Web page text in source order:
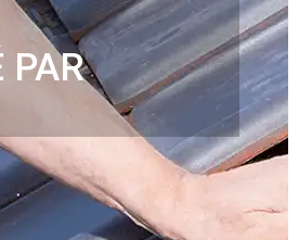
PAR